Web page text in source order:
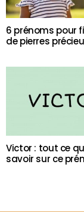
6 prénoms pour
de pierres
Victor : tout ce
savoir sur ce